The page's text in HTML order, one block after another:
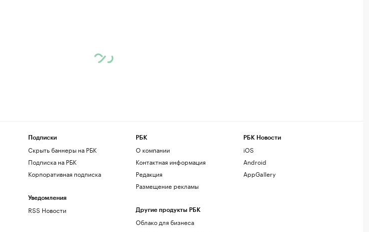
Подписки
Скрыть баннеры на РБК
Подписка на РБК
Корпоративная подписка
Уведомления
RSS Новости
РБК
О компании
Контактная информация
Редакция
Размещение рекламы
Другие продукты РБК
Облако для бизнеса
РБК Новости
iOS
Android
AppGallery